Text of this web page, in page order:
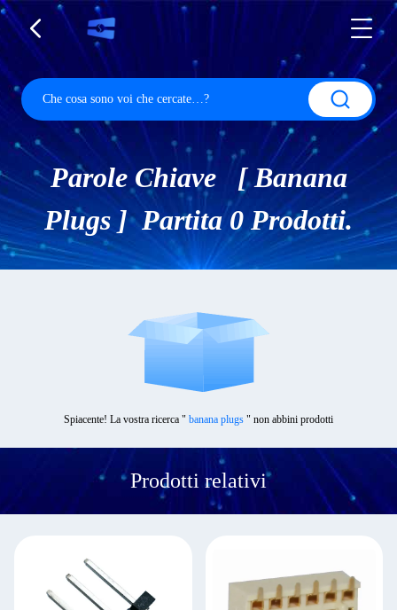
Parole Chiave [ Banana
Plugs ] Partita 0 Prodotti.
Spiacente! La vostra ricerca " banana plugs " non abbini prodotti
Prodotti relativi